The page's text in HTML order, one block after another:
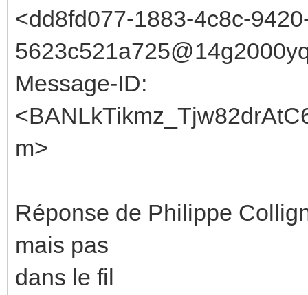
<dd8fd077-1883-4c8c-
Message-ID:
m>
Réponse de Philippe
mais pas
dans le fil